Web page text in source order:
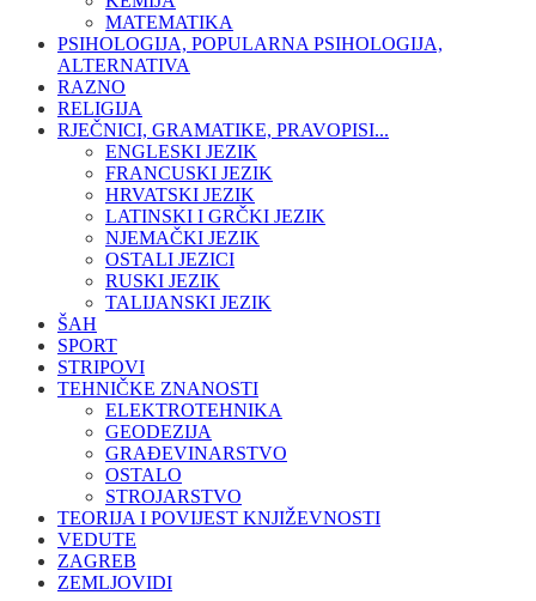
MATEMATIKA
PSIHOLOGIJA, POPULARNA PSIHOLOGIJA,
ALTERNATIVA
RAZNO
RELIGIJA
RJEČNICI, GRAMATIKE, PRAVOPISI...
ENGLESKI JEZIK
FRANCUSKI JEZIK
HRVATSKI JEZIK
LATINSKI I GRČKI JEZIK
NJEMAČKI JEZIK
OSTALI JEZICI
RUSKI JEZIK
TALIJANSKI JEZIK
ŠAH
SPORT
STRIPOVI
TEHNIČKE ZNANOSTI
ELEKTROTEHNIKA
GEODEZIJA
GRAĐEVINARSTVO
OSTALO
STROJARSTVO
TEORIJA I POVIJEST KNJIŽEVNOSTI
VEDUTE
ZAGREB
ZEMLJOVIDI